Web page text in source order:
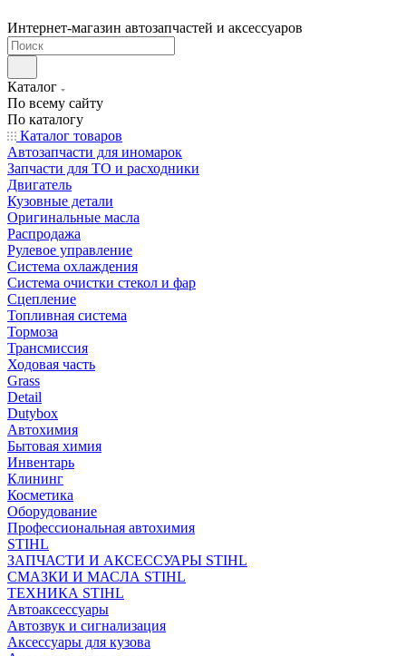
Интернет-магазин автозапчастей и аксессуаров
Каталог
По всему сайту
По каталогу
Каталог товаров
Автозапчасти для иномарок
Запчасти для ТО и расходники
Двигатель
Кузовные детали
Оригинальные масла
Распродажа
Рулевое управление
Система охлаждения
Система очистки стекол и фар
Сцепление
Топливная система
Тормоза
Трансмиссия
Ходовая часть
Grass
Detail
Dutybox
Автохимия
Бытовая химия
Инвентарь
Клининг
Косметика
Оборудование
Профессиональная автохимия
STIHL
ЗАПЧАСТИ И АКСЕССУАРЫ STIHL
СМАЗКИ И МАСЛА STIHL
ТЕХНИКА STIHL
Автоаксессуары
Автозвук и сигнализация
Аксессуары для кузова